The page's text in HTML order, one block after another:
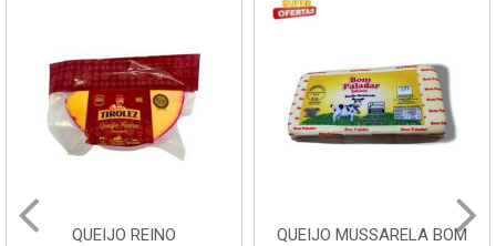
QUEIJO REINO
QUEIJO MUSSARELA BOM